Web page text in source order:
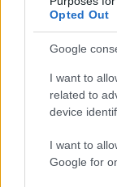
Opted Out
Google
I want to
related to
device
I want to
Google for
skaidrot